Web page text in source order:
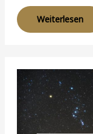
Weiterlesen